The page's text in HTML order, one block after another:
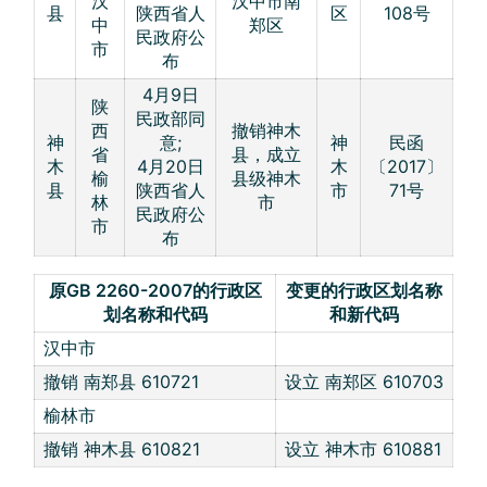
县
中
市
陕西省人
民政府公
布
郑区
区
108号
神
木
县
陕
西
省
榆
林
市
4月9日
民政部同
意;
4月20日
陕西省人
民政府公
布
撤销神木
县，成立
县级神木
市
神
木
市
民函
〔2017〕
71号
原GB 2260-2007的行政区
划名称和代码
变更的行政区划名称
和新代码
汉中市
撤销 南郑县 610721
设立 南郑区 610703
榆林市
撤销 神木县 610821
设立 神木市 610881